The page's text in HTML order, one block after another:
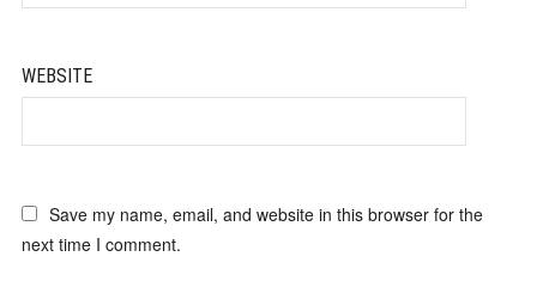
WEBSITE
Save my name, email, and website in this browser for the
next time I comment.